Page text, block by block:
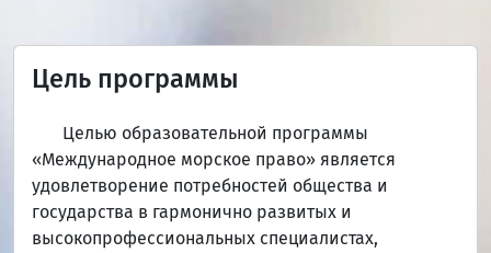
Цель программы
Целью образовательной программы
«Международное морское право» является
удовлетворение потребностей общества и
государства в гармонично развитых и
высокопрофессиональных специалистах,